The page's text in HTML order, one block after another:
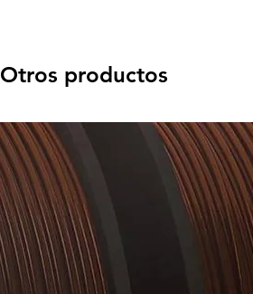
Otros productos